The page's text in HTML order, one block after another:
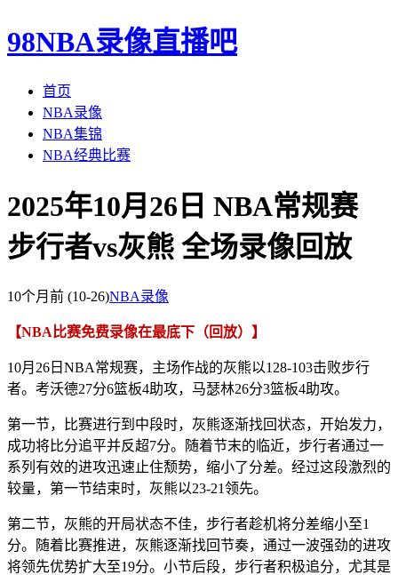
98NBA录像直播吧
首页
NBA录像
NBA集锦
NBA经典比赛
2025年10月26日 NBA常规赛
步行者vs灰熊 全场录像回放
10个月前 (10-26)NBA录像
【NBA比赛免费录像在最底下（回放）】
10月26日NBA常规赛，主场作战的灰熊以128-103击败步行
者。考沃德27分6篮板4助攻，马瑟林26分3篮板4助攻。
第一节，比赛进行到中段时，灰熊逐渐找回状态，开始发力，
成功将比分追平并反超7分。随着节末的临近，步行者通过一
系列有效的进攻迅速止住颓势，缩小了分差。经过这段激烈的
较量，第一节结束时，灰熊以23-21领先。
第二节，灰熊的开局状态不佳，步行者趁机将分差缩小至1
分。随着比赛推进，灰熊逐渐找回节奏，通过一波强劲的进攻
将领先优势扩大至19分。小节后段，步行者积极追分，尤其是